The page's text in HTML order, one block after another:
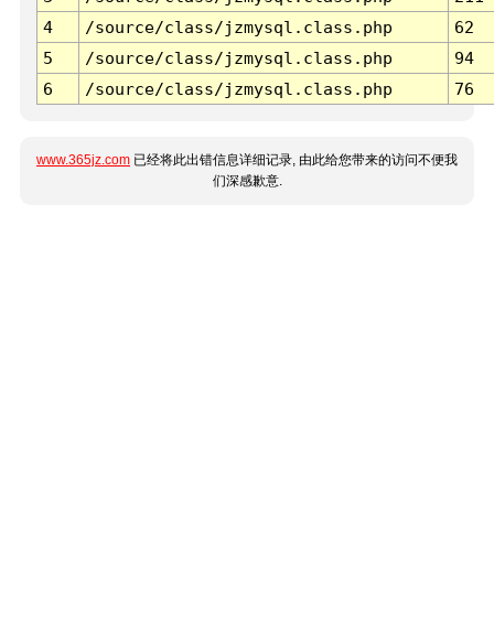
4
/source/class/jzmysql.class.php
62
5
/source/class/jzmysql.class.php
94
6
/source/class/jzmysql.class.php 76
www.365jz.com 已经将此出错信息详细记录, 由此给您带来的访问不便我
们深感歉意.